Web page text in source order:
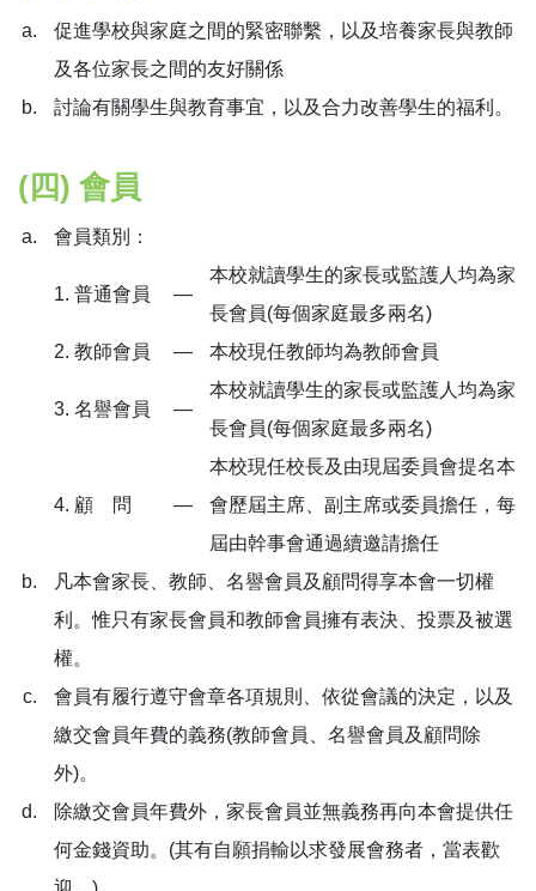
促進學校與家庭之間的緊密聯繫，以及培養家長與教師
及各位家長之間的友好關係
討論有關學生與教育事宜，以及合力改善學生的福利。
(四) 會員
會員類別：
1. 普通會員 —
本校就讀學生的家長或監護人均為家
長會員(每個家庭最多兩名)
2. 教師會員
— 本校現任教師均為教師會員
3. 名譽會員 —
本校就讀學生的家長或監護人均為家
長會員(每個家庭最多兩名)
4. 顧 問 —
本校現任校長及由現屆委員會提名本
會歷屆主席、副主席或委員擔任，每
屆由幹事會通過續邀請擔任
凡本會家長、教師、名譽會員及顧問得享本會一切權
利。惟只有家長會員和教師會員擁有表決、投票及被選
權。
會員有履行遵守會章各項規則、依從會議的決定，以及
繳交會員年費的義務(教師會員、名譽會員及顧問除
外)。
除繳交會員年費外，家長會員並無義務再向本會提供任
何金錢資助。(其有自願捐輸以求發展會務者，當表歡